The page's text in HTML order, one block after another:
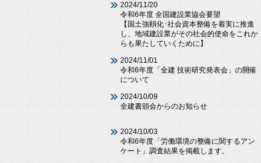
2024/11/20
令和6年度 全国建設業協会要望
【国土強靱化･社会資本整備を着実に推進
し、地域建設業がその社会的使命をこれか
らも果たしていくために】
2024/11/01
令和6年度「全建 技術研究発表会」の開催
について
2024/10/09
全建書頒会からのお知らせ
2024/10/03
令和6年度「労働環境の整備に関するアン
ケート」調査結果を掲載します。